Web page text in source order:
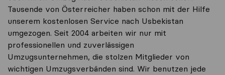
Tausende von Österreicher haben schon mit der Hilfe
unserem kostenlosen Service nach Usbekistan
umgezogen. Seit 2004 arbeiten wir nur mit
professionellen und zuverlässigen
Umzugsunternehmen, die stolzen Mitglieder von
wichtigen Umzugsverbänden sind. Wir benutzen jede